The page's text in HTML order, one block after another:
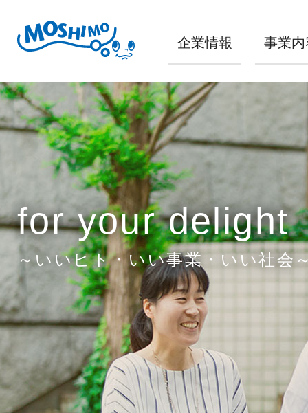
企業情報 事業内
for your delight
～いいヒト・いい事業・いい社会